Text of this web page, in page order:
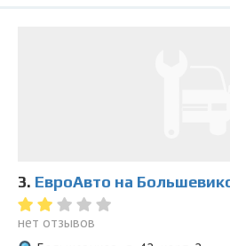
3. ЕвроАвто на
нет отзывов